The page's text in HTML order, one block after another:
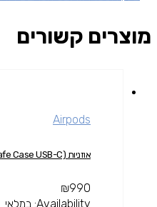
מוצרים קשורים
Airpods
אוזניות AirPods Pro 2GEN (MagSafe Case USB-C)
₪990
Availability: במלאי